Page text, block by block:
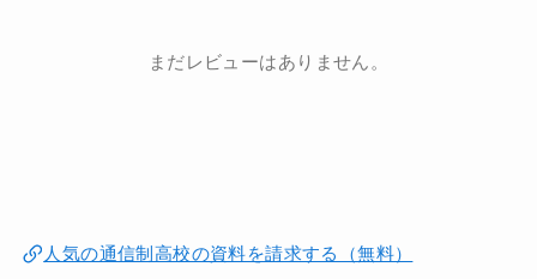
まだレビューはありません。
人気の通信制高校の資料を請求する（無料）